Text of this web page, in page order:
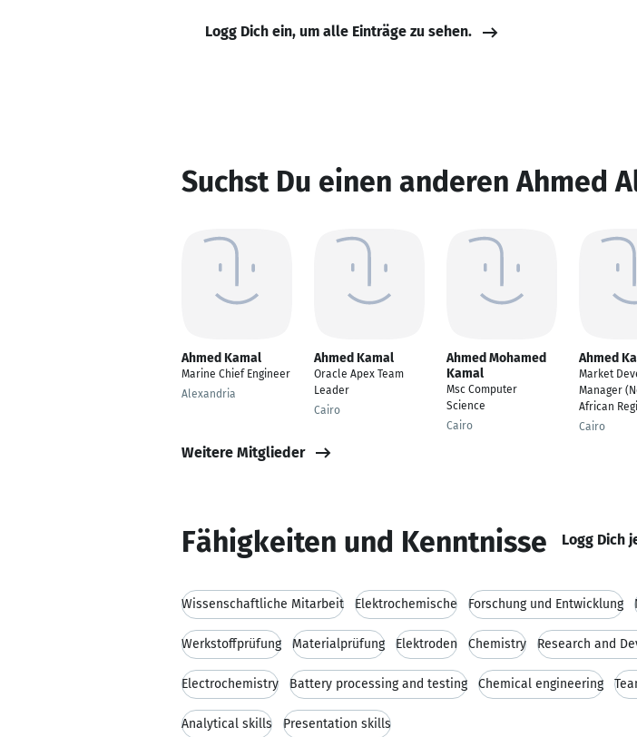
Logg Dich ein, um alle Einträge zu sehen.
Suchst Du einen anderen Ahmed
Ahmed Kamal
Marine Chief Engineer
Alexandria
Ahmed Kamal
Oracle Apex Team
Leader
Cairo
Ahmed Mohamed
Kamal
Msc Computer
Science
Cairo
Ahmed
Market
Manager
African
Cairo
Weitere Mitglieder
Fähigkeiten und Kenntnisse Logg Dich
Wissenschaftliche Mitarbeit Elektrochemische Forschung und Entwicklung
Werkstoffprüfung Materialprüfung Elektroden Chemistry Research and
Electrochemistry Battery processing and testing Chemical engineering
Analytical skills Presentation skills